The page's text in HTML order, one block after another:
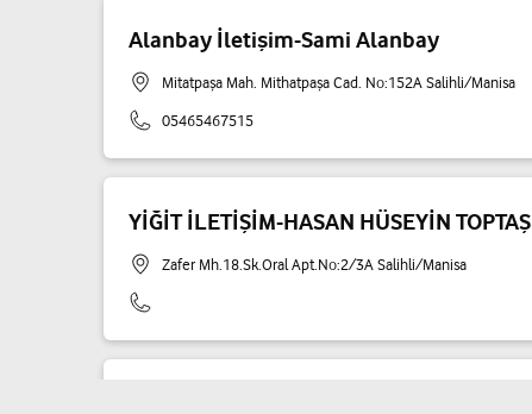
Alanbay İletişim-Sami Alanbay
Mitatpaşa Mah. Mithatpaşa Cad. No:152A Salihli/Manisa
05465467515
YİĞİT İLETİŞİM-HASAN HÜSEYİN TOPTAŞ
Zafer Mh.18.Sk.Oral Apt.No:2/3A Salihli/Manisa